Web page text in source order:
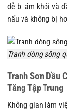
dễ bị ám khói và
nấu và không bị
Tranh dòng sông
Tranh Sơn Dầu
Tăng Tập Trung
Không gian làm